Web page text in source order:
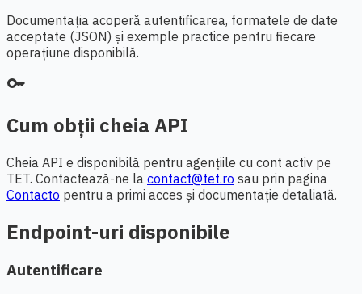
Documentația acoperă autentificarea, formatele de date
acceptate (JSON) și exemple practice pentru fiecare
operațiune disponibilă.
key
Cum obții cheia API
Cheia API e disponibilă pentru agențiile cu cont activ pe
TET. Contactează-ne la contact@tet.ro sau prin pagina
Contacto pentru a primi acces și documentație detaliată.
Endpoint-uri disponibile
Autentificare